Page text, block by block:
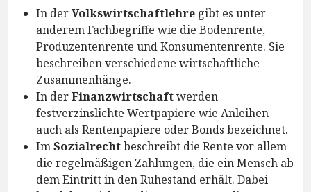
In derVolkswirtschaftlehre gibt es unter
anderem Fachbegriffe wie die Bodenrente,
Produzentenrente und Konsumentenrente. Sie
beschreiben verschiedene wirtschaftliche
Zusammenhänge.
In derFinanzwirtschaftwerden
festverzinslichte Wertpapiere wie Anleihen
auch als Rentenpapiere oder Bonds bezeichnet.
ImSozialrechtbeschreibt die Rente vor allem
die regelmäßigen Zahlungen, die ein Mensch ab
dem Eintritt in den Ruhestand erhält. Dabei